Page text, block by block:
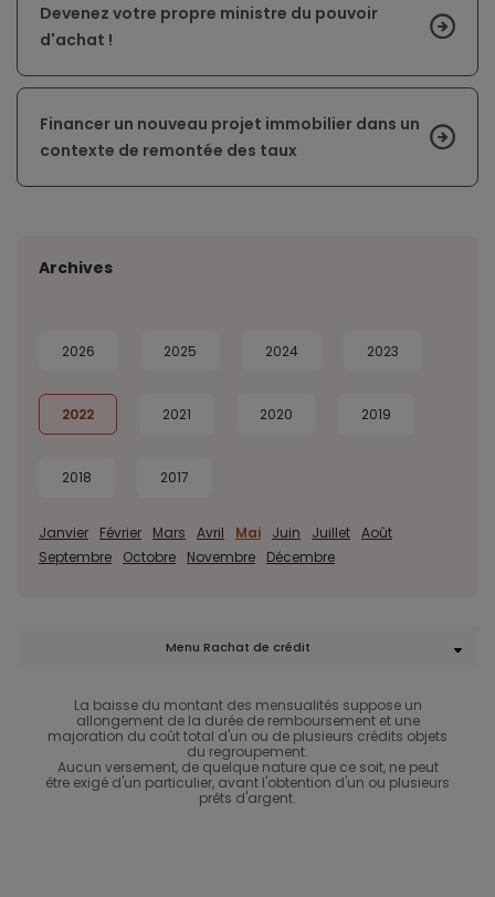
Devenez votre propre ministre du pouvoir
d'achat !
Financer un nouveau projet immobilier dans un
contexte de remontée des taux
Archives
2026 2025 2024 2023
2022 2021 2020 2019
2018 2017
Janvier Février Mars Avril Mai Juin Juillet Août
Septembre
Octobre Novembre Décembre
Menu Rachat de crédit
La baisse du montant des mensualités suppose un
allongement de la durée de remboursement et une
majoration du coût total d'un ou de plusieurs crédits objets
du regroupement.
Aucun versement, de quelque nature que ce soit, ne peut
être exigé d'un particulier, avant l'obtention d'un ou plusieurs
prêts d'argent.